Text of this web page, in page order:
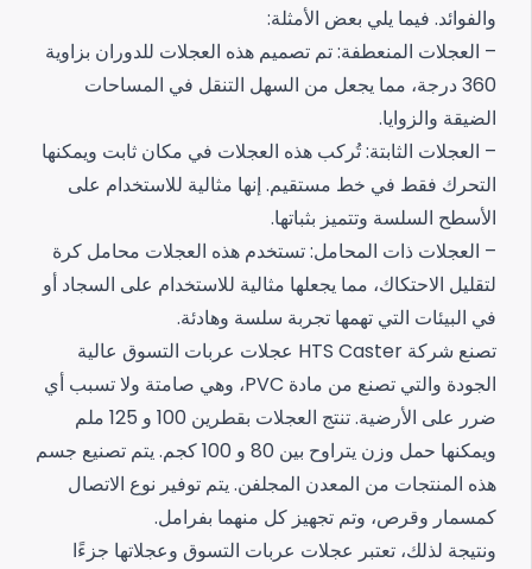
والفوائد. فيما يلي بعض الأمثلة:
– العجلات المنعطفة: تم تصميم هذه العجلات للدوران بزاوية
360 درجة، مما يجعل من السهل التنقل في المساحات
الضيقة والزوايا.
– العجلات الثابتة: تُركب هذه العجلات في مكان ثابت ويمكنها
التحرك فقط في خط مستقيم. إنها مثالية للاستخدام على
الأسطح السلسة وتتميز بثباتها.
– العجلات ذات المحامل: تستخدم هذه العجلات محامل كرة
لتقليل الاحتكاك، مما يجعلها مثالية للاستخدام على السجاد أو
في البيئات التي تهمها تجربة سلسة وهادئة.
تصنع شركة HTS Caster عجلات عربات التسوق عالية
الجودة والتي تصنع من مادة PVC، وهي صامتة ولا تسبب أي
ضرر على الأرضية. تنتج العجلات بقطرين 100 و 125 ملم
ويمكنها حمل وزن يتراوح بين 80 و 100 كجم. يتم تصنيع جسم
هذه المنتجات من المعدن المجلفن. يتم توفير نوع الاتصال
كمسمار وقرص، وتم تجهيز كل منهما بفرامل.
ونتيجة لذلك، تعتبر عجلات عربات التسوق وعجلاتها جزءًا